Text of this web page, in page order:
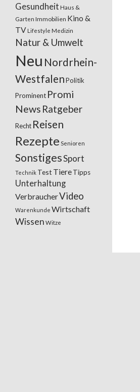
Gesundheit Haus &
Garten Immobilien Kino &
TV Lifestyle Medizin
Natur & Umwelt
Neu Nordrhein-
WestfalenPolitik
Prominent Promi
News Ratgeber
Recht Reisen
Rezepte Senioren
SonstigesSport
Technik Test TiereTipps
Unterhaltung
VerbraucherVideo
Warenkunde Wirtschaft
Wissen Witze